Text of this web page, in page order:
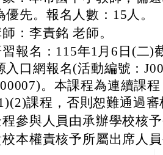
優先。報名人數：15人。
：李責銘 老師。
報名：115年1月6日(二)
入口網報名(活動編號：
。本課程為連續課
課程，否則恕難通過審
參與人員由承辦學校核
本權責核予所屬出席人